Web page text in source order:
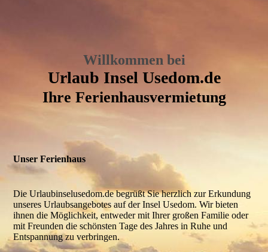
Willkommen bei
Urlaub Insel Usedom.de
Ihre Ferienhausvermietung
Unser Ferienhaus
Die Urlaubinselusedom.de begrüßt Sie herzlich zur Erkundung
unseres Urlaubsangebotes auf der Insel Usedom. Wir bieten
ihnen die Möglichkeit, entweder mit Ihrer großen Familie oder
mit Freunden die schönsten Tage des Jahres in Ruhe und
Entspannung zu verbringen.